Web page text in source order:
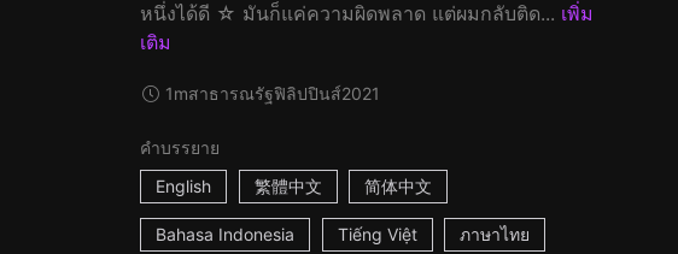
หนึ่งได้ดี ☆ มันก็แค่ความผิดพลาด แต่ผมกลับติด... เพิ่ม
เติม
1mสาธารณรัฐฟิลิปปินส์2021
คำบรรยาย
English
繁體中文 简体中文
Bahasa Indonesia Tiếng Việt ภาษาไทย